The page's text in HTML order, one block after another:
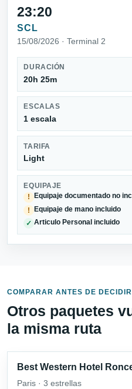
23:20
SCL
15/08/2026 · Terminal 2
DURACIÓN
20h 25m
ESCALAS
1 escala
TARIFA
Light
EQUIPAJE
!
Equipaje documentado no
! Equipaje de mano incluido
✓ Articulo Personal incluido
COMPARAR ANTES DE DECIDIR
Otros paquetes
la misma ruta
Best Western Hotel
Paris · 3 estrellas